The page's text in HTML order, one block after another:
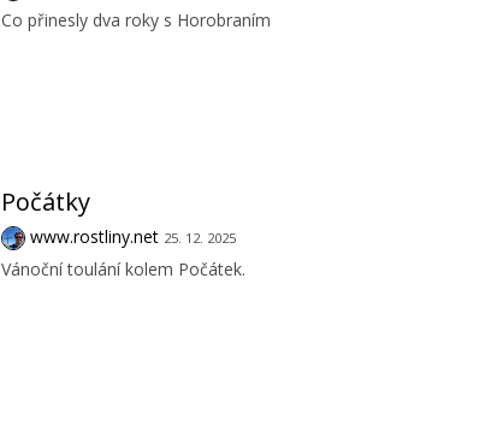
Co přinesly dva roky s Horobraním
Počátky
www.rostliny.net 25. 12. 2025
Vánoční toulání kolem Počátek.